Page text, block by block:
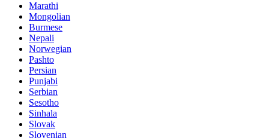
Marathi
Mongolian
Burmese
Nepali
Norwegian
Pashto
Persian
Punjabi
Serbian
Sesotho
Sinhala
Slovak
Slovenian